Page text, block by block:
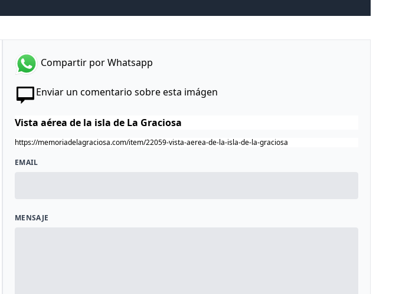
Compartir por Whatsapp
Enviar un comentario sobre esta imágen
EMAIL
MENSAJE